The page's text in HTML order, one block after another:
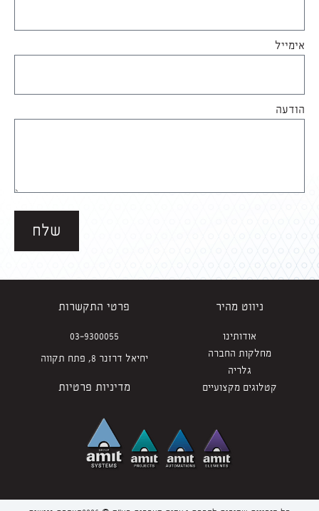
אימייל
הודעה
שלח
ניווט מהיר
אודותינו
מחלקות החברה
גלריה
קטלוגים מקצועיים
פרטי התקשרות
03-9300055
יחיאל דרזנר 8, פתח תקווה
מדיניות פרטיות